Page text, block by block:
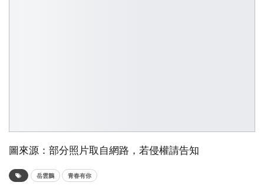
圖來源：部分照片取自網路，若侵權請告知
岳雲鵬 青春有你